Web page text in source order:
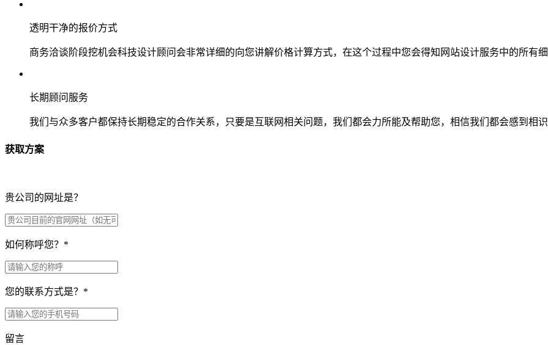
透明干净的报价方式
商务洽谈阶段挖机会科技设计顾问会非常详细的向您讲解价格计算方式，在这个过程中您会得知网站设计服务中的所有
长期顾问服务
我们与众多客户都保持长期稳定的合作关系，只要是互联网相关问题，我们都会力所能及帮助您，相信我们都会感到相
获取方案
贵公司的网址是？
如何称呼您？ *
您的联系方式是？ *
留言